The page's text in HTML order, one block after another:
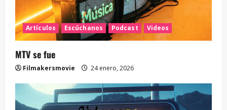
Artículos Escúchanos Podcast Videos
MTV se fue
Filmakersmovie 24 enero, 2026